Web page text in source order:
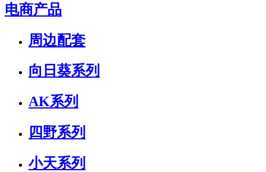
电商产品
周边配套
向日葵系列
AK系列
四野系列
小天系列